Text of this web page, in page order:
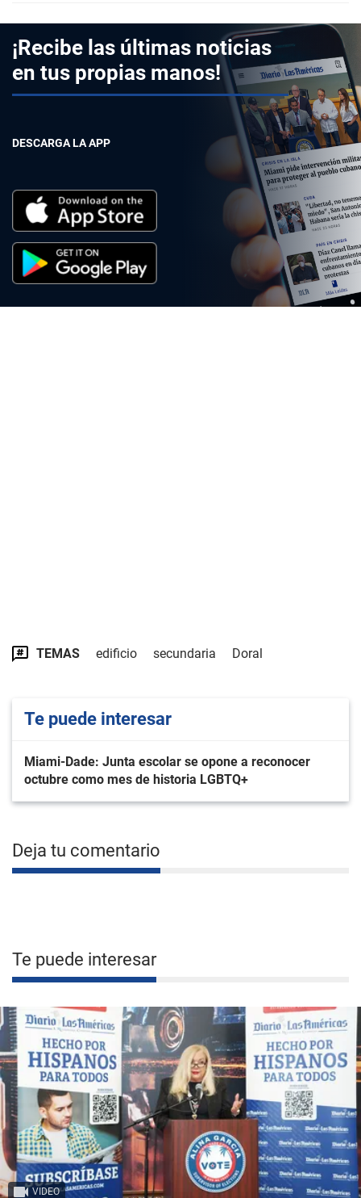
¡Recibe las últimas noticias
en tus propias manos!
DESCARGA LA APP
TEMAS edificio secundaria Doral
Te puede interesar
Miami-Dade: Junta escolar se opone a reconocer
octubre como mes de historia LGBTQ+
Deja tu comentario
Te puede interesar
VIDEO